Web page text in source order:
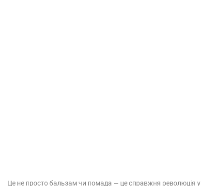
Це не просто бальзам чи помада — це справжня революція у